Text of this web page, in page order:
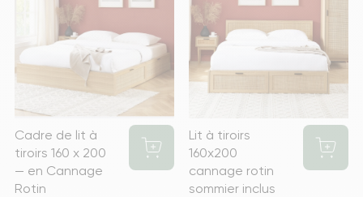
Cadre de lit à
tiroirs 160 x 200
— en Cannage
Rotin
Lit à tiroirs
160x200
cannage rotin
sommier inclus